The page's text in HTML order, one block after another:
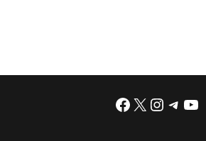
Facebook
X